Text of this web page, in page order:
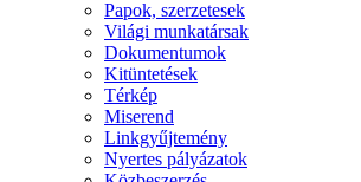
Papok, szerzetesek
Világi munkatársak
Dokumentumok
Kitüntetések
Térkép
Miserend
Linkgyűjtemény
Nyertes pályázatok